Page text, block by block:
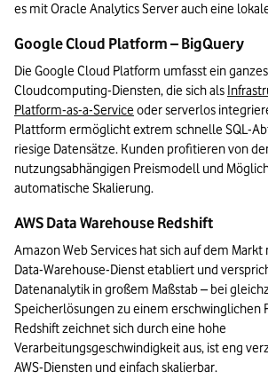
es mit Oracle Analytics Server auch eine
Google Cloud Platform – BigQuery
Die Google Cloud Platform umfasst ein
Cloudcomputing-Diensten, die sich als
Platform-as-a-Service oder serverlos
Plattform ermöglicht extrem schnelle SQL-
riesige Datensätze. Kunden profitieren von
nutzungsabhängigen Preismodell und
automatische Skalierung.
AWS Data Warehouse Redshift
Amazon Web Services hat sich auf dem
Data-Warehouse-Dienst etabliert und
Datenanalytik in großem Maßstab – bei
Speicherlösungen zu einem erschwinglichen
Redshift zeichnet sich durch eine hohe
Verarbeitungsgeschwindigkeit aus, ist eng
AWS-Diensten und einfach skalierbar.